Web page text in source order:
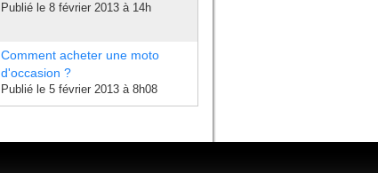
Publié le 8 février 2013 à 14h
Comment acheter une moto
d'occasion ?
Publié le 5 février 2013 à 8h08